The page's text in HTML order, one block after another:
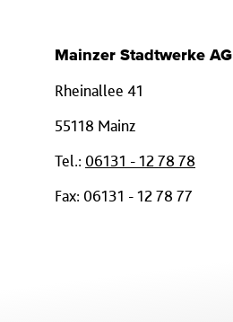
Mainzer Stadtwerke AG
Rheinallee 41
55118 Mainz
Tel.: 06131 - 12 78 78
Fax: 06131 - 12 78 77